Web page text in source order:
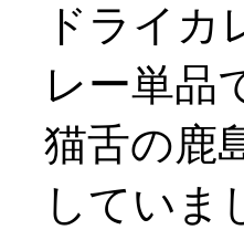
ドライ
レー単品
猫舌の鹿
していま